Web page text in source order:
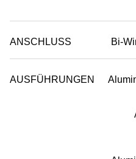
ANSCHLUSS Bi-
AUSFÜHRUNGEN